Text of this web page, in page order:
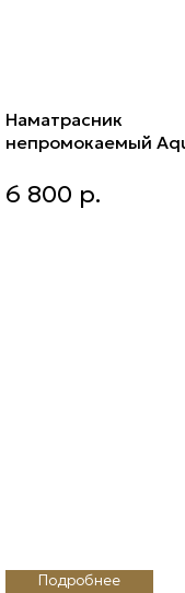
Наматрасник
непромокаемый
Aqua Smart
6 800 р.
Подробнее